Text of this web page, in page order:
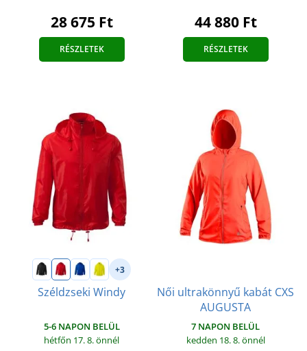
28 675 Ft
RÉSZLETEK
44 880 Ft
RÉSZLETEK
+3
Széldzseki Windy
5-6 NAPON BELÜL
hétfőn 17. 8.önnél
Női ultrakönnyű kabát CXS
AUGUSTA
7 NAPON BELÜL
kedden 18. 8.önnél